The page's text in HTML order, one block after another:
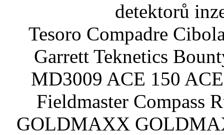
detektorů
Tesoro Compadre
Garrett Teknetics
MD3009 ACE 150
Fieldmaster Compass
GOLDMAXX